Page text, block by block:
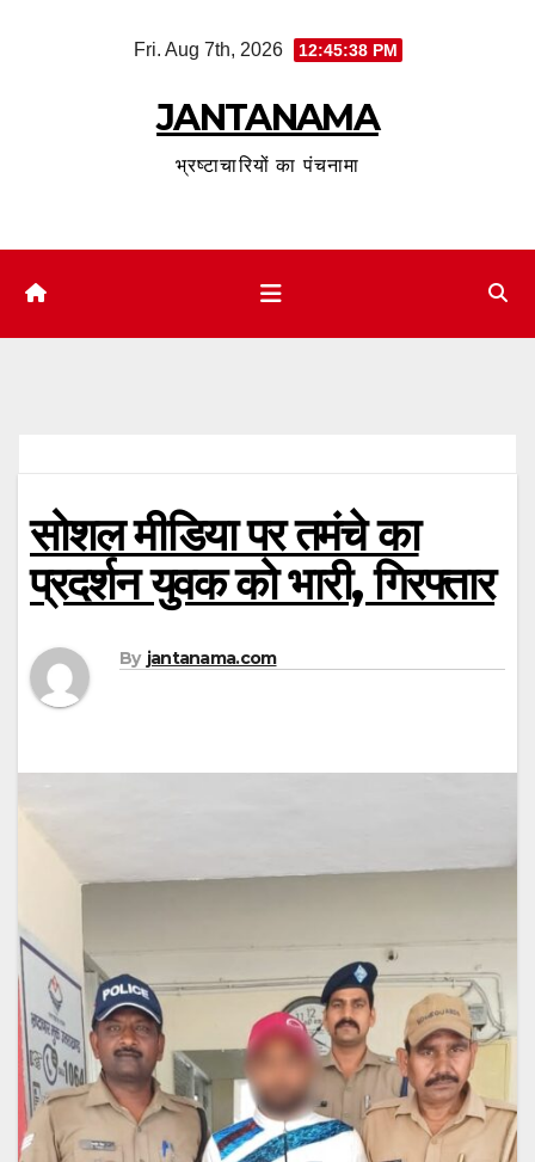
Fri. Aug 7th, 2026 12:45:39 PM
JANTANAMA
भ्रष्टाचारियों का पंचनामा
सोशल मीडिया पर तमंचे का
प्रदर्शन युवक को भारी, गिरफ्तार
By jantanama.com